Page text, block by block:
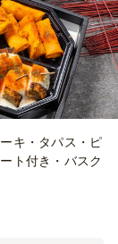
キ・タパス・ピ
ト付き・バスク